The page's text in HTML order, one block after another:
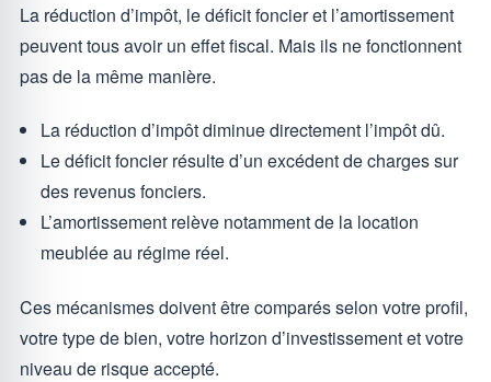
La réduction d’impôt, le déficit foncier et l’amortissement
peuvent tous avoir un effet fiscal. Mais ils ne fonctionnent
pas de la même manière.
La réduction d’impôt diminue directement l’impôt dû.
Le déficit foncier résulte d’un excédent de charges sur
des revenus fonciers.
L’amortissement relève notamment de la location
meublée au régime réel.
Ces mécanismes doivent être comparés selon votre profil,
votre type de bien, votre horizon d’investissement et votre
niveau de risque accepté.